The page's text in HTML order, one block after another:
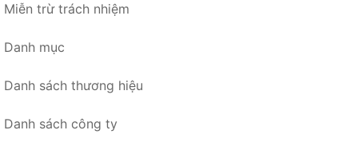
Miễn trừ trách nhiệm
Danh mục
Danh sách thương hiệu
Danh sách công ty